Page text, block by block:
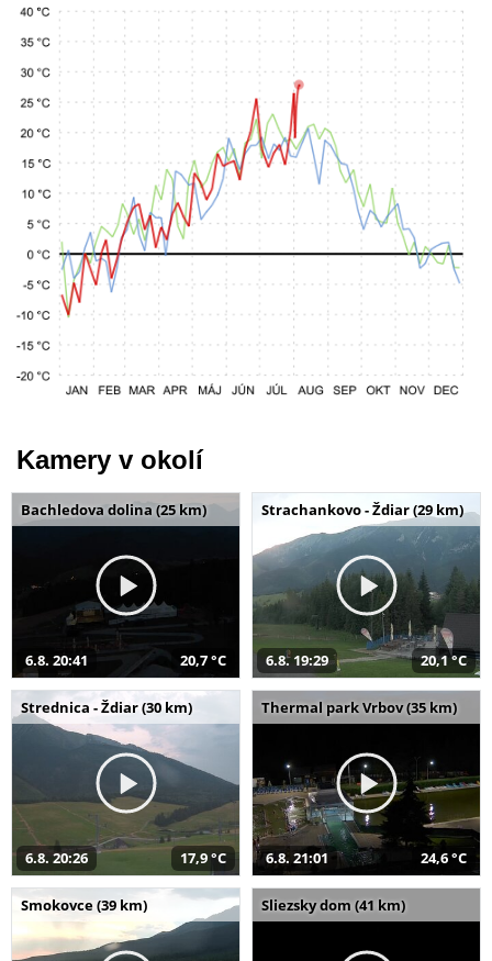
Kamery v okolí
Bachledova dolina (25 km)
6.8. 20:41 20,7 °C
Strachankovo - Ždiar (29 km)
6.8. 19:29 20,1 °C
Strednica - Ždiar (30 km)
6.8. 20:26 17,9 °C
Thermal park Vrbov (35 km)
6.8. 21:01 24,6 °C
Smokovce (39 km) Sliezsky dom (41 km)